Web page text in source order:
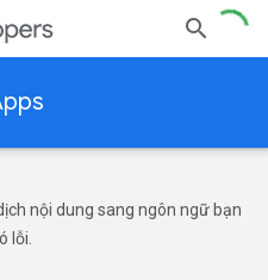
nội dung sang ngôn ngữ bạn
lỗi.